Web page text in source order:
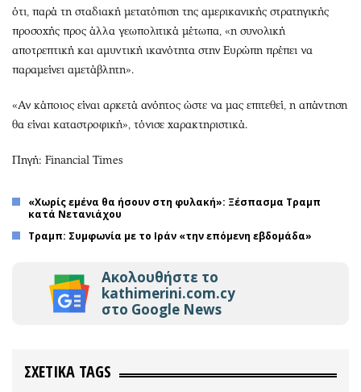
ότι, παρά τη σταδιακή μετατόπιση της αμερικανικής στρατηγικής
προσοχής προς άλλα γεωπολιτικά μέτωπα, «η συνολική
αποτρεπτική και αμυντική ικανότητα στην Ευρώπη πρέπει να
παραμείνει αμετάβλητη».
«Αν κάποιος είναι αρκετά ανόητος ώστε να μας επιτεθεί, η απάντηση
θα είναι καταστροφική», τόνισε χαρακτηριστικά.
Πηγή: Financial Times
«Χωρίς εμένα θα ήσουν στη φυλακή»: Ξέσπασμα Τραμπ
κατά Νετανιάχου
Τραμπ: Συμφωνία με το Ιράν «την επόμενη εβδομάδα»
Ακολουθήστε το
kathimerini.com.cy
στο Google News
ΣΧΕΤΙΚΑ TAGS